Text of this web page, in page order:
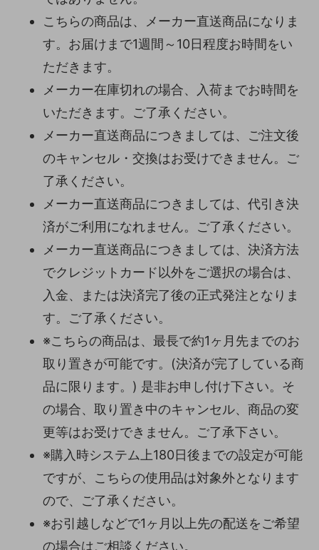
こちらの商品は、メーカー直送商品になりま
す。お届けまで1週間～10日程度お時間をい
ただきます。
メーカー在庫切れの場合、入荷までお時間を
いただきます。ご了承ください。
メーカー直送商品につきましては、ご注文後
のキャンセル・交換はお受けできません。ご
了承ください。
メーカー直送商品につきましては、代引き決
済がご利用になれません。ご了承ください。
メーカー直送商品につきましては、決済方法
でクレジットカード以外をご選択の場合は、
入金、または決済完了後の正式発注となりま
す。ご了承ください。
※こちらの商品は、最長で約1ヶ月先までのお
取り置きが可能です。(決済が完了している商
品に限ります。) 是非お申し付け下さい。そ
の場合、取り置き中のキャンセル、商品の変
更等はお受けできません。ご了承下さい。
※購入時システム上180日後までの設定が可能
ですが、こちらの使用品は対象外となります
ので、ご了承ください。
※お引越しなどで1ヶ月以上先の配送をご希望
の場合はご相談ください。